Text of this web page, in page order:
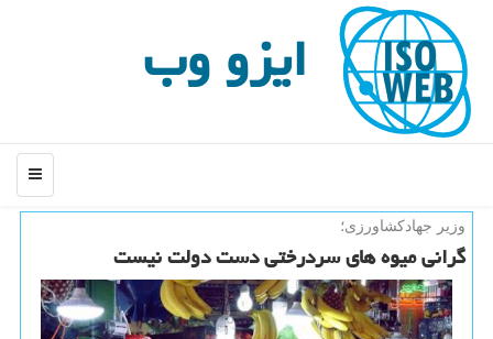
ایزو وب
منو
وزیر جهادكشاورزی؛
گرانی میوه های سردرختی دست دولت نیست